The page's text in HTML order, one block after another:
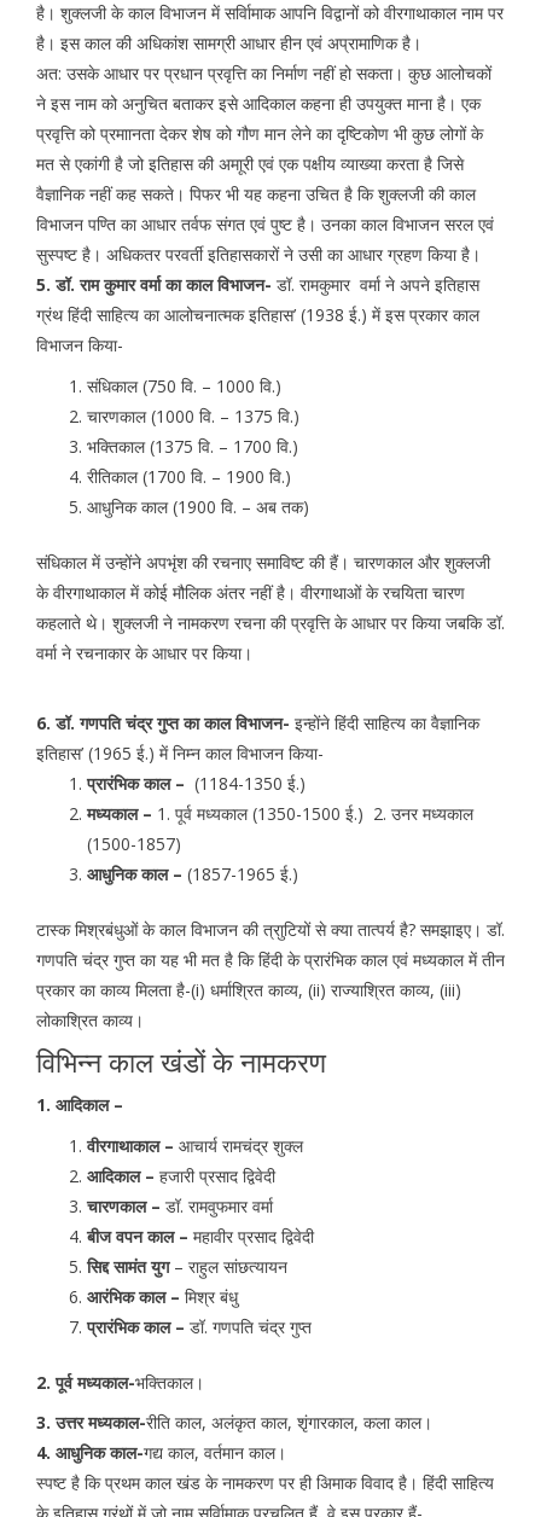
है। शुक्लजी के काल विभाजन में सर्वािमाक आपनि विद्वानों को वीरगाथाकाल नाम पर
है। इस काल की अधिकांश सामग्री आधार हीन एवं अप्रामाणिक है।
अत: उसके आधार पर प्रधान प्रवृत्ति का निर्माण नहीं हो सकता। कुछ आलोचकों
ने इस नाम को अनुचित बताकर इसे आदिकाल कहना ही उपयुक्त माना है। एक
प्रवृत्ति को प्रमाानता देकर शेष को गौण मान लेने का दृष्टिकोण भी कुछ लोगों के
मत से एकांगी है जो इतिहास की अमाूरी एवं एक पक्षीय व्याख्या करता है जिसे
वैज्ञानिक नहीं कह सकते। पिफर भी यह कहना उचित है कि शुक्लजी की काल
विभाजन पण्ति का आधार तर्वफ संगत एवं पुष्ट है। उनका काल विभाजन सरल एवं
सुस्पष्ट है। अधिकतर परवर्ती इतिहासकारों ने उसी का आधार ग्रहण किया है।
5. डॉ. राम कुमार वर्मा का काल विभाजन- डॉ. रामकुमार वर्मा ने अपने इतिहास
ग्रंथ हिंदी साहित्य का आलोचनात्मक इतिहास’ (1938 ई.) में इस प्रकार काल
विभाजन किया-
संधिकाल (750 वि. – 1000 वि.)
चारणकाल (1000 वि. – 1375 वि.)
भक्तिकाल (1375 वि. – 1700 वि.)
रीतिकाल (1700 वि. – 1900 वि.)
आधुनिक काल (1900 वि. – अब तक)
संधिकाल में उन्होंने अपभृंश की रचनाए समाविष्ट की हैं। चारणकाल और शुक्लजी
के वीरगाथाकाल में कोई मौलिक अंतर नहीं है। वीरगाथाओं के रचयिता चारण
कहलाते थे। शुक्लजी ने नामकरण रचना की प्रवृत्ति के आधार पर किया जबकि डॉ.
वर्मा ने रचनाकार के आधार पर किया।
6. डॉ. गणपति चंद्र गुप्त का काल विभाजन- इन्होंने हिंदी साहित्य का वैज्ञानिक
इतिहास’ (1965 ई.) में निम्न काल विभाजन किया-
प्रारंभिक काल – (1184-1350 ई.)
मध्यकाल – 1. पूर्व मध्यकाल (1350-1500 ई.) 2. उनर मध्यकाल
(1500-1857)
आधुनिक काल – (1857-1965 ई.)
टास्क मिश्रबंधुओं के काल विभाजन की त्राुटियों से क्या तात्पर्य है? समझाइए। डॉ.
गणपति चंद्र गुप्त का यह भी मत है कि हिंदी के प्रारंभिक काल एवं मध्यकाल में तीन
प्रकार का काव्य मिलता है-(i) धर्माश्रित काव्य, (ii) राज्याश्रित काव्य, (iii)
लोकाश्रित काव्य।
विभिन्न काल खंडों के नामकरण
1. आदिकाल –
वीरगाथाकाल – आचार्य रामचंद्र शुक्ल
आदिकाल – हजारी प्रसाद द्विवेदी
चारणकाल – डॉ. रामवुफमार वर्मा
बीज वपन काल – महावीर प्रसाद द्विवेदी
सिद्द सामंत युग – राहुल सांछत्यायन
आरंभिक काल – मिश्र बंधु
प्रारंभिक काल – डॉ. गणपति चंद्र गुप्त
2. पूर्व मध्यकाल-भक्तिकाल।
3. उत्तर मध्यकाल-रीति काल, अलंकृत काल, शृंगारकाल, कला काल।
4. आधुनिक काल-गद्य काल, वर्तमान काल।
स्पष्ट है कि प्रथम काल खंड के नामकरण पर ही अिमाक विवाद है। हिंदी साहित्य